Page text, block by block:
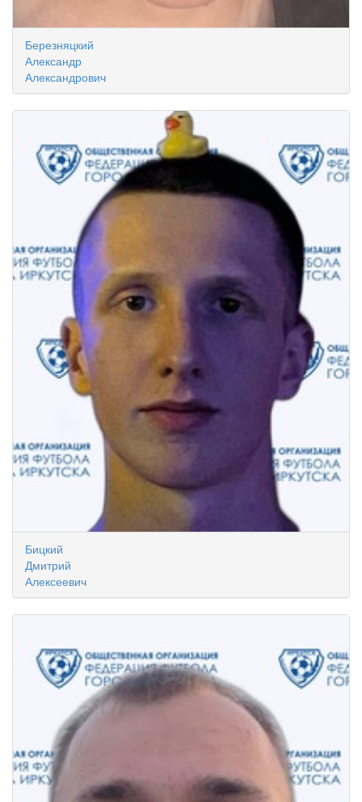
Березняцкий
Александр
Александрович
Бицкий
Дмитрий
Алексеевич